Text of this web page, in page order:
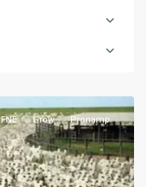
FNE Grow Pronamp